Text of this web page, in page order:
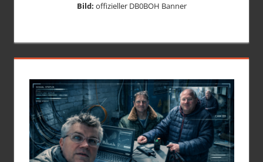
Bild: offizieller DB0BOH Banner